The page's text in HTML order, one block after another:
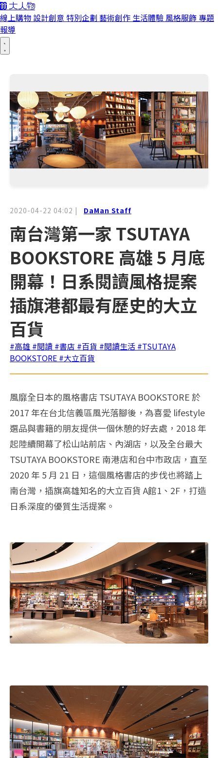
線上購物 設計創意 特別企劃 藝術創作 生活體驗 風格服飾 專題
報導
2020-04-22 04:02 | DaMan Staff
南台灣第一家 TSUTAYA
BOOKSTORE 高雄 5 月底
開幕！日系閱讀風格提案
插旗港都最有歷史的大立
百貨
#高雄 #閱讀 #書店 #百貨 #閱讀生活 #TSUTAYA
BOOKSTORE #大立百貨
風靡全日本的風格書店 TSUTAYA BOOKSTORE 於
2017 年在台北信義區風光落腳後，為喜愛 lifestyle
選品與書籍的朋友提供一個休憩的好去處，2018 年
起陸續開幕了松山站前店、內湖店，以及全台最大
TSUTAYA BOOKSTORE 南港店和台中市政店，直至
2020 年 5 月 21 日，這個風格書店的步伐也將踏上
南台灣，插旗高雄知名的大立百貨 A館1、2F，打造
日系深度的優質生活提案。